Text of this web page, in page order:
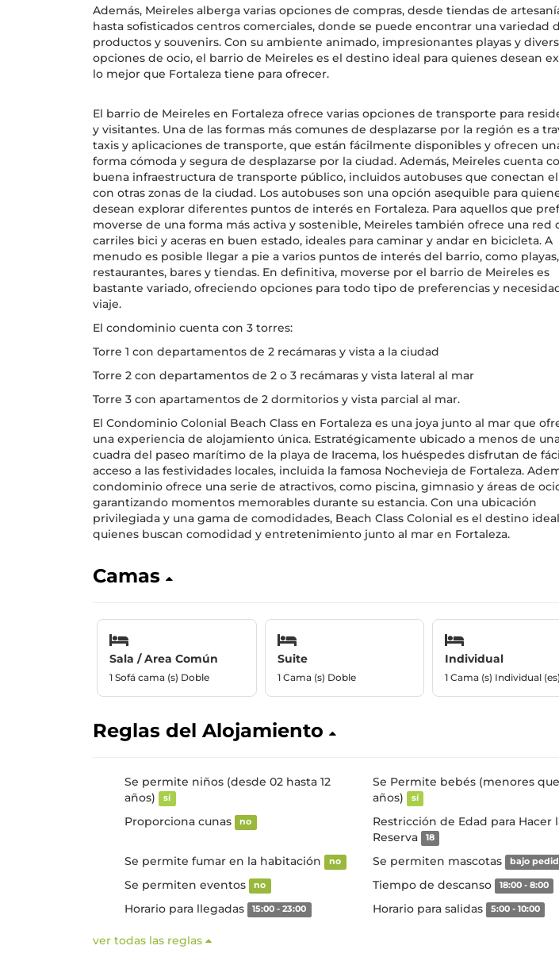
Además, Meireles alberga varias opciones de compras, desde tiendas de
hasta sofisticados centros comerciales, donde se puede encontrar una variedad
productos y souvenirs. Con su ambiente animado, impresionantes playas y
opciones de ocio, el barrio de Meireles es el destino ideal para quienes desean
lo mejor que Fortaleza tiene para ofrecer.
El barrio de Meireles en Fortaleza ofrece varias opciones de transporte para
y visitantes. Una de las formas más comunes de desplazarse por la región es a
taxis y aplicaciones de transporte, que están fácilmente disponibles y ofrecen
forma cómoda y segura de desplazarse por la ciudad. Además, Meireles cuenta
buena infraestructura de transporte público, incluidos autobuses que conectan
con otras zonas de la ciudad. Los autobuses son una opción asequible para
desean explorar diferentes puntos de interés en Fortaleza. Para aquellos que
moverse de una forma más activa y sostenible, Meireles también ofrece una red
carriles bici y aceras en buen estado, ideales para caminar y andar en bicicleta. A
menudo es posible llegar a pie a varios puntos de interés del barrio, como playas,
restaurantes, bares y tiendas. En definitiva, moverse por el barrio de Meireles es
bastante variado, ofreciendo opciones para todo tipo de preferencias y
viaje.
El condominio cuenta con 3 torres:
Torre 1 con departamentos de 2 recámaras y vista a la ciudad
Torre 2 con departamentos de 2 o 3 recámaras y vista lateral al mar
Torre 3 con apartamentos de 2 dormitorios y vista parcial al mar.
El Condominio Colonial Beach Class en Fortaleza es una joya junto al mar que
una experiencia de alojamiento única. Estratégicamente ubicado a menos de
cuadra del paseo marítimo de la playa de Iracema, los huéspedes disfrutan de
acceso a las festividades locales, incluida la famosa Nochevieja de Fortaleza.
condominio ofrece una serie de atractivos, como piscina, gimnasio y áreas de
garantizando momentos memorables durante su estancia. Con una ubicación
privilegiada y una gama de comodidades, Beach Class Colonial es el destino
quienes buscan comodidad y entretenimiento junto al mar en Fortaleza.
Camas
Sala / Area Común
1 Sofá cama (s) Doble
Suite
1 Cama (s) Doble
Individual
1 Cama (s) Individual (es)
Reglas del Alojamiento
Se permite niños (desde 02 hasta 12
años)
sí
Se Permite bebés (menores
años)
sí
Proporciona cunas no
Restricción de Edad para Hacer
Reserva
18
Se permite fumar en la habitación no Se permiten mascotas bajo
Se permiten eventos no Tiempo de descanso 18:00 - 8:00
Horario para llegadas 15:00 - 23:00 Horario para salidas 5:00 - 10:00
ver todas las reglas